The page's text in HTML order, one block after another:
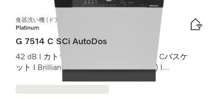
食器洗い機 (ドア材取付専用タイプ)
Platinum
G 7514 C SCi AutoDos
42 dB I カトラリートレイ I MaxiComfort Cバスケ
ット I BrilliantLight (ブリリアントライト) I